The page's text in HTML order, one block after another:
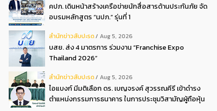
คปภ. เดินหน้าสร้างเครือข่ายนักสื่อสารด้านประกันภัย จัด
อบรมหลักสูตร “นปภ.” รุ่นที่ 1
สํานักข่าวสับปะรด Aug 5, 2026
บสย. ส่ง 4 มาตรการ ร่วมงาน “Franchise Expo
Thailand 2026”
สํานักข่าวสับปะรด Aug 5, 2026
ไอแบงก์ มีมติเลือก ดร. เบญจรงค์ สุวรรณคีรี เข้าดำรง
ตำแหน่งกรรมการธนาคาร ในการประชุมวิสามัญผู้ถือหุ้น